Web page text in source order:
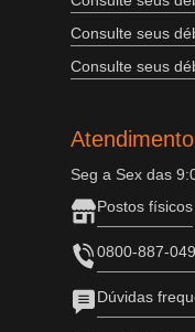
Consulte seus
Consulte seus
Atendimento
Seg a Sex das
Postos físicos
0800-887-
Dúvidas